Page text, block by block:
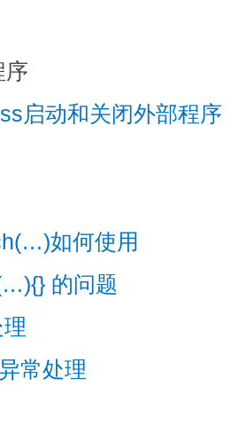
序
启动和关闭外部程序
如何使用
的问题
常处理